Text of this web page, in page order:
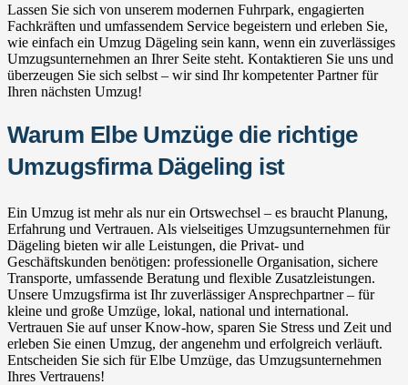
Lassen Sie sich von unserem modernen Fuhrpark, engagierten
Fachkräften und umfassendem Service begeistern und erleben Sie,
wie einfach ein Umzug Dägeling sein kann, wenn ein zuverlässiges
Umzugsunternehmen an Ihrer Seite steht. Kontaktieren Sie uns und
überzeugen Sie sich selbst – wir sind Ihr kompetenter Partner für
Ihren nächsten Umzug!
Warum Elbe Umzüge die richtige
Umzugsfirma Dägeling ist
Ein Umzug ist mehr als nur ein Ortswechsel – es braucht Planung,
Erfahrung und Vertrauen. Als vielseitiges Umzugsunternehmen für
Dägeling bieten wir alle Leistungen, die Privat- und
Geschäftskunden benötigen: professionelle Organisation, sichere
Transporte, umfassende Beratung und flexible Zusatzleistungen.
Unsere Umzugsfirma ist Ihr zuverlässiger Ansprechpartner – für
kleine und große Umzüge, lokal, national und international.
Vertrauen Sie auf unser Know-how, sparen Sie Stress und Zeit und
erleben Sie einen Umzug, der angenehm und erfolgreich verläuft.
Entscheiden Sie sich für Elbe Umzüge, das Umzugsunternehmen
Ihres Vertrauens!